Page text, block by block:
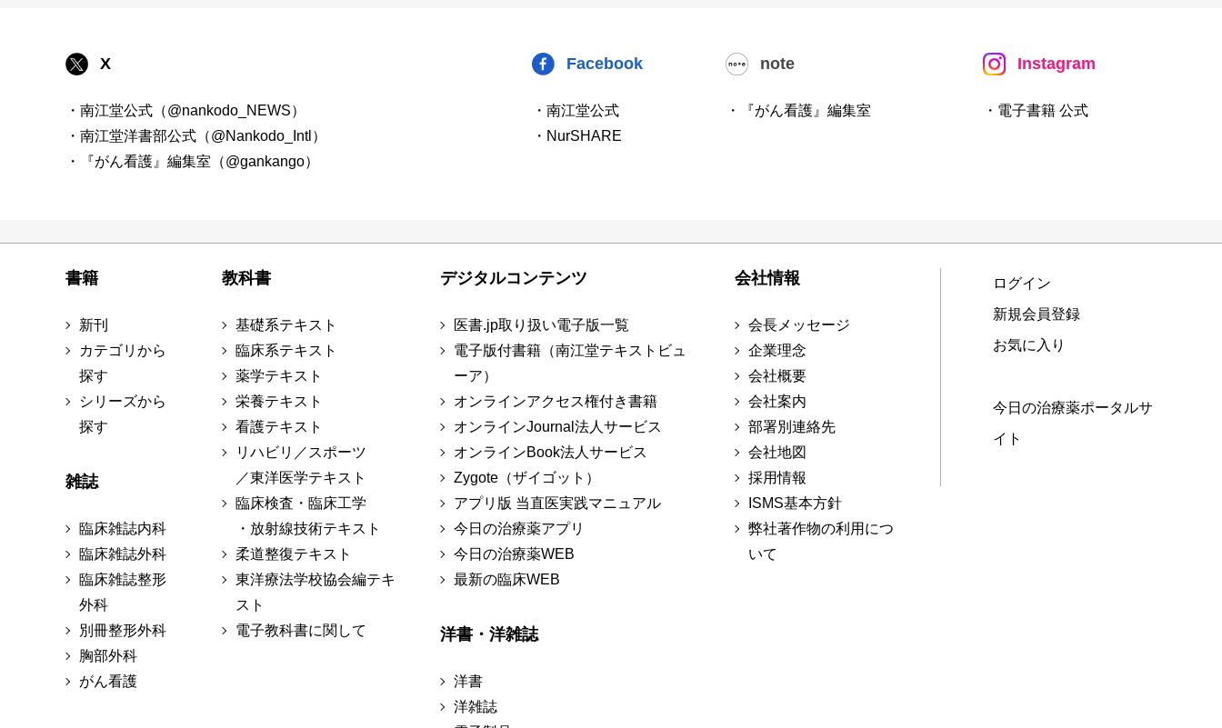
X
・南江堂公式（@nankodo_NEWS）
・南江堂洋書部公式（@Nankodo_Intl）
・『がん看護』編集室（@gankango）
Facebook
・南江堂公式
・NurSHARE
note
・『がん看護』編集室
Instagram
・電子書籍 公式
書籍
新刊
カテゴリから
探す
シリーズから
探す
雑誌
臨床雑誌内科
臨床雑誌外科
臨床雑誌整形
外科
別冊整形外科
胸部外科
がん看護
教科書
基礎系テキスト
臨床系テキスト
薬学テキスト
栄養テキスト
看護テキスト
リハビリ／スポーツ
／東洋医学テキスト
臨床検査・臨床工学
・放射線技術テキスト
柔道整復テキスト
東洋療法学校協会編テキ
スト
電子教科書に関して
デジタルコンテンツ
医書.jp取り扱い電子版一覧
電子版付書籍（南江堂テキストビュ
ーア）
オンラインアクセス権付き書籍
オンラインJournal法人サービス
オンラインBook法人サービス
Zygote（ザイゴット）
アプリ版 当直医実践マニュアル
今日の治療薬アプリ
今日の治療薬WEB
最新の臨床WEB
洋書・洋雑誌
洋書
洋雑誌
会社情報
会長メッセージ
企業理念
会社概要
会社案内
部署別連絡先
会社地図
採用情報
ISMS基本方針
弊社著作物の利用につ
いて
ログイン
新規会員登録
お気に入り
今日の治療薬ポータルサ
イト